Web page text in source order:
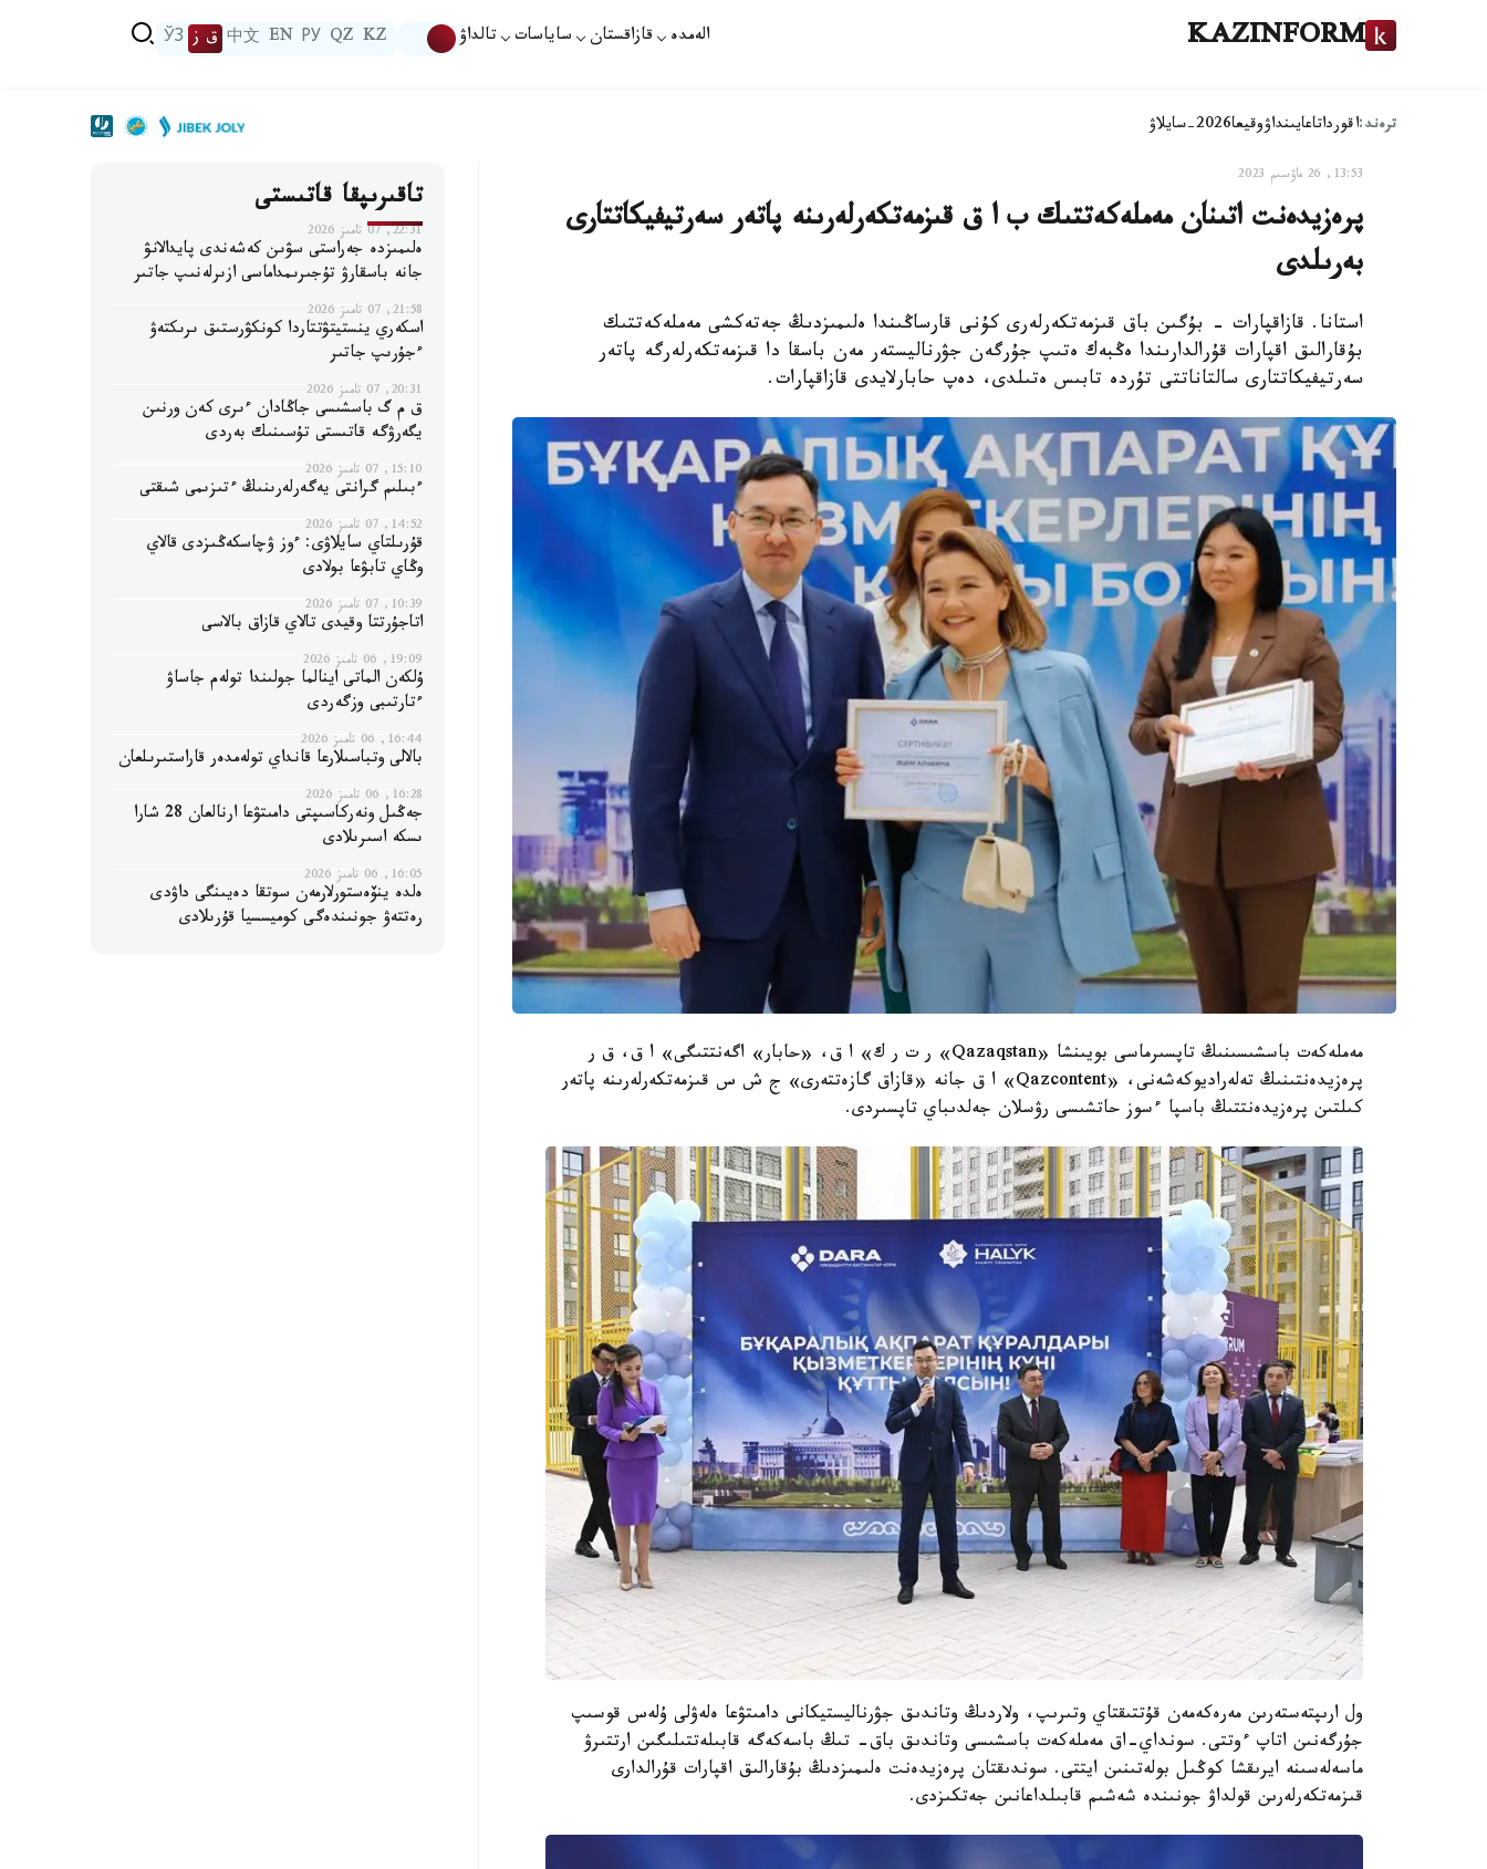
KAZINFORM الەمدە قازاقستان ساياسات تالداۋ KZ
QZ
РУ
EN
中文 ق ز ЎЗ
ترەند:اقورداتاعايىنداۋوقيعا2026-سايلاۋ
13:53, 26 ماۋسىم 2023
پرەزيدەنت اتىنان مەملەكەتتىك ب ا ق قىزمەتكەرلەرىنە پاتەر سەرتيفيكاتتارى
بەرىلدى
استانا. قازاقپارات - بۇگىن باق قىزمەتكەرلەرى كۇنى قارساڭىندا ەلىمىزدىڭ جەتەكشى مەملەكەتتىك
بۇقارالىق اقپارات قۇرالدارىندا ەڭبەك ەتىپ جۇرگەن جۋرناليستەر مەن باسقا دا قىزمەتكەرلەرگە پاتەر
سەرتيفيكاتتارى سالتاناتتى تۇردە تابىس ەتىلدى، دەپ حابارلايدى قازاقپارات.
مەملەكەت باسشىسىنىڭ تاپسىرماسى بويىنشا «Qazaqstan» ر ت ر ك» ا ق، «حابار» اگەنتتىگى» ا ق، ق ر
پرەزيدەنتىنىڭ تەلەراديوكەشەنى، «Qazcontent» ا ق جانە «قازاق گازەتتەرى» ج ش س قىزمەتكەرلەرىنە پاتەر
كىلتىن پرەزيدەنتتىڭ باسپا ءسوز حاتشىسى رۋسلان جەلدىباي تاپسىردى.
ول ارىپتەستەرىن مەرەكەمەن قۇتتىقتاي وتىرىپ، ولاردىڭ وتاندىق جۋرناليستيكانى دامىتۋعا ەلەۋلى ۇلەس قوسىپ
جۇرگەنىن اتاپ ءوتتى. سونداي-اق مەملەكەت باسشىسى وتاندىق باق- تىڭ باسەكەگە قابىلەتتىلىگىن ارتتىرۋ
ماسەلەسىنە ايرىقشا كوڭىل بولەتىنىن ايتتى. سوندىقتان پرەزيدەنت ەلىمىزدىڭ بۇقارالىق اقپارات قۇرالدارى
قىزمەتكەرلەرىن قولداۋ جونىندە شەشىم قابىلداعانىن جەتكىزدى.
تاقىرىپقا قاتىستى
22:31, 07 تامىز 2026
ەلىمىزدە جەراستى سۋىن كەشەندى پايدالانۋ
جانە باسقارۋ تۇجىرىمداماسى ازىرلەنىپ جاتىر
21:58, 07 تامىز 2026
اسكەري ينستيتۋتتاردا كونكۋرستىق ىرىكتەۋ
ءجۇرىپ جاتىر
20:31, 07 تامىز 2026
ق م گ باسشىسى جاڭادان ءىرى كەن ورنىن
يگەرۋگە قاتىستى تۇسىنىك بەردى
15:10, 07 تامىز 2026
ءبىلىم گرانتى يەگەرلەرىنىڭ ءتىزىمى شىقتى
14:52, 07 تامىز 2026
قۇرىلتاي سايلاۋى: ءوز ۋچاسكەڭىزدى قالاي
وڭاي تابۋعا بولادى
10:39, 07 تامىز 2026
اتاجۇرتتا وقيدى تالاي قازاق بالاسى
19:09, 06 تامىز 2026
ۇلكەن الماتى اينالما جولىندا تولەم جاساۋ
ءتارتىبى وزگەردى
16:44, 06 تامىز 2026
بالالى وتباسىلارعا قانداي تولەمدەر قاراستىرىلعان
16:28, 06 تامىز 2026
جەڭىل ونەركاسىپتى دامىتۋعا ارنالعان 28 شارا
ىسكە اسىرىلادى
16:05, 06 تامىز 2026
ەلدە ينۆەستورلارمەن سوتقا دەيىنگى داۋدى
رەتتەۋ جونىندەگى كوميسسيا قۇرىلادى